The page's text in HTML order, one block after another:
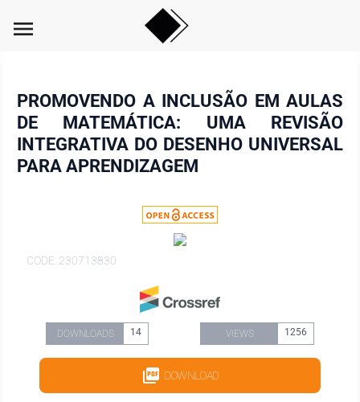
menu
PROMOVENDO A INCLUSÃO EM AULAS
DE MATEMÁTICA: UMA REVISÃO
INTEGRATIVA DO DESENHO UNIVERSAL
PARA APRENDIZAGEM
CODE: 230713830
DOWNLOADS 14 VIEWS 1256
DOWNLOAD